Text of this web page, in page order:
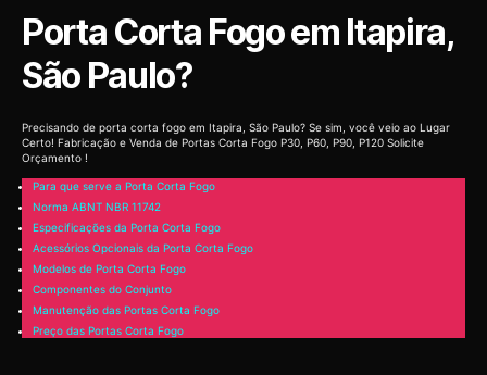
Porta Corta Fogo em Itapira,
São Paulo?
Precisando de porta corta fogo em Itapira, São Paulo? Se sim, você veio ao Lugar
Certo! Fabricação e Venda de Portas Corta Fogo P30, P60, P90, P120 Solicite
Orçamento !
Para que serve a Porta Corta Fogo
Norma ABNT NBR 11742
Especificações da Porta Corta Fogo
Acessórios Opcionais da Porta Corta Fogo
Modelos de Porta Corta Fogo
Componentes do Conjunto
Manutenção das Portas Corta Fogo
Preço das Portas Corta Fogo